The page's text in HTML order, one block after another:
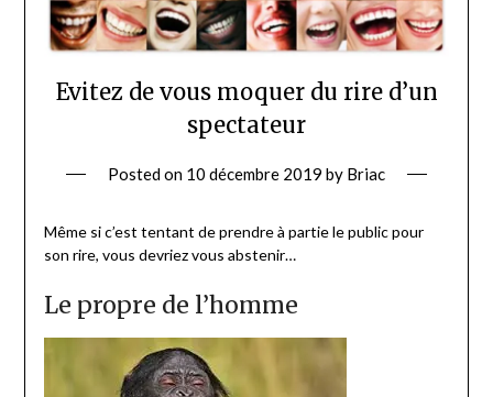
Evitez de vous moquer du rire d’un
spectateur
Posted on 10 décembre 2019 by Briac
Même si c’est tentant de prendre à partie le public pour
son rire, vous devriez vous abstenir…
Le propre de l’homme